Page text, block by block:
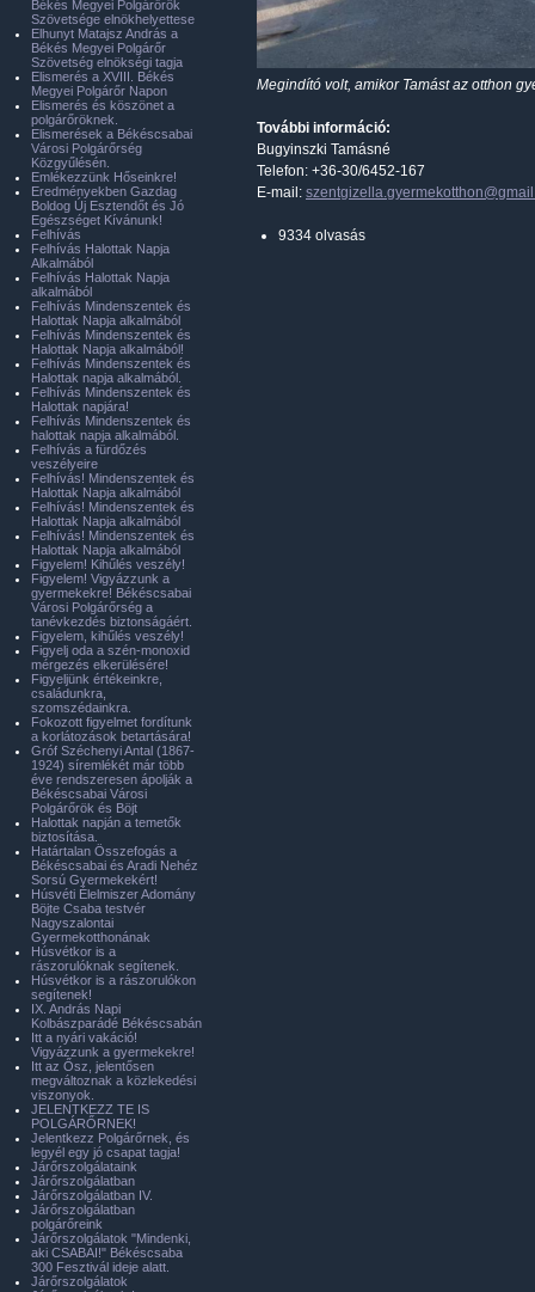
Megindító volt, amikor Tamást az otthon
További információ:
Bugyinszki Tamásné
Telefon: +36-30/6452-167
E-mail:
9334 olvasás
Békés Megyei Polgárőrök
Szövetsége elnökhelyettese
Elhunyt Matajsz András a
Békés Megyei Polgárőr
Szövetség elnökségi tagja
Elismerés a XVIII. Békés
Megyei Polgárőr Napon
Elismerés és köszönet a
polgárőröknek.
Elismerések a Békéscsabai
Városi Polgárőrség
Közgyűlésén.
Emlékezzünk Hőseinkre!
Eredményekben Gazdag
Boldog Új Esztendőt és Jó
Egészséget Kívánunk!
Felhívás
Felhívás Halottak Napja
Alkalmából
Felhívás Halottak Napja
alkalmából
Felhívás Mindenszentek és
Halottak Napja alkalmából
Felhívás Mindenszentek és
Halottak Napja alkalmából!
Felhívás Mindenszentek és
Halottak napja alkalmából.
Felhívás Mindenszentek és
Halottak napjára!
Felhívás Mindenszentek és
halottak napja alkalmából.
Felhívás a fürdőzés
veszélyeire
Felhívás! Mindenszentek és
Halottak Napja alkalmából
Felhívás! Mindenszentek és
Halottak Napja alkalmából
Felhívás! Mindenszentek és
Halottak Napja alkalmából
Figyelem! Kihűlés veszély!
Figyelem! Vigyázzunk a
gyermekekre! Békéscsabai
Városi Polgárőrség a
tanévkezdés biztonságáért.
Figyelem, kihűlés veszély!
Figyelj oda a szén-monoxid
mérgezés elkerülésére!
Figyeljünk értékeinkre,
családunkra,
szomszédainkra.
Fokozott figyelmet fordítunk
a korlátozások betartására!
Gróf Széchenyi Antal (1867-
1924) síremlékét már több
éve rendszeresen ápolják a
Békéscsabai Városi
Polgárőrök és Böjt
Halottak napján a temetők
biztosítása.
Határtalan Összefogás a
Békéscsabai és Aradi Nehéz
Sorsú Gyermekekért!
Húsvéti Élelmiszer Adomány
Böjte Csaba testvér
Nagyszalontai
Gyermekotthonának
Húsvétkor is a
rászorulóknak segítenek.
Húsvétkor is a rászorulókon
segítenek!
IX. András Napi
Kolbászparádé Békéscsabán
Itt a nyári vakáció!
Vigyázzunk a gyermekekre!
Itt az Ősz, jelentősen
megváltoznak a közlekedési
viszonyok.
JELENTKEZZ TE IS
POLGÁRŐRNEK!
Jelentkezz Polgárőrnek, és
legyél egy jó csapat tagja!
Járőrszolgálataink
Járőrszolgálatban
Járőrszolgálatban IV.
Járőrszolgálatban
polgárőreink
Járőrszolgálatok "Mindenki,
aki CSABAI!" Békéscsaba
300 Fesztivál ideje alatt.
Járőrszolgálatok